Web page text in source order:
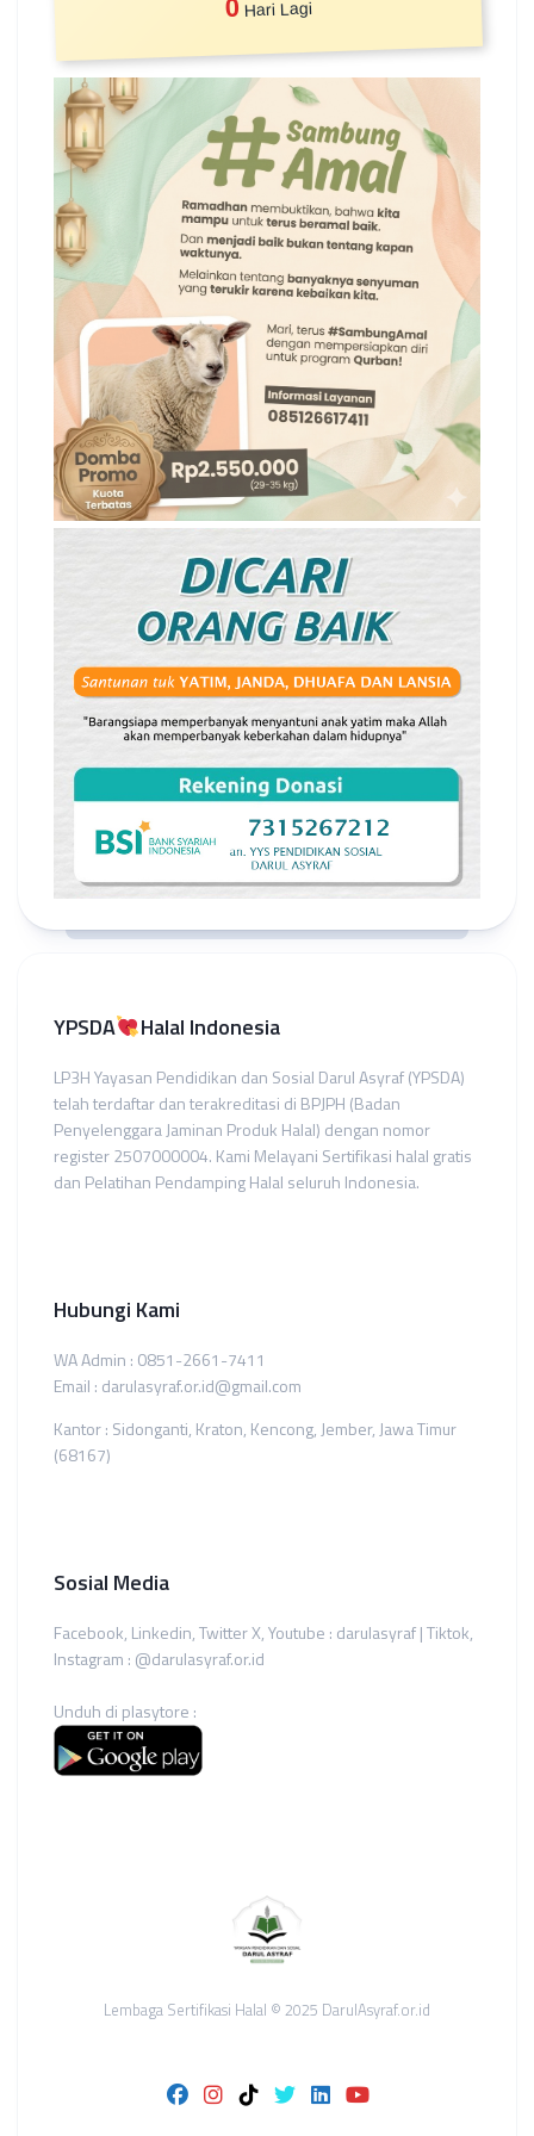
0 Hari Lagi
YPSDA Halal Indonesia
LP3H Yayasan Pendidikan dan Sosial Darul Asyraf (YPSDA)
telah terdaftar dan terakreditasi di BPJPH (Badan
Penyelenggara Jaminan Produk Halal) dengan nomor
register 2507000004. Kami Melayani Sertifikasi halal gratis
dan Pelatihan Pendamping Halal seluruh Indonesia.
Hubungi Kami
WA Admin : 0851-2661-7411
Email : darulasyraf.or.id@gmail.com
Kantor : Sidonganti, Kraton, Kencong, Jember, Jawa Timur
(68167)
Sosial Media
Facebook, Linkedin, Twitter X, Youtube : darulasyraf | Tiktok,
Instagram : @darulasyraf.or.id
Unduh di plasytore :
Lembaga Sertifikasi Halal © 2025 DarulAsyraf.or.id